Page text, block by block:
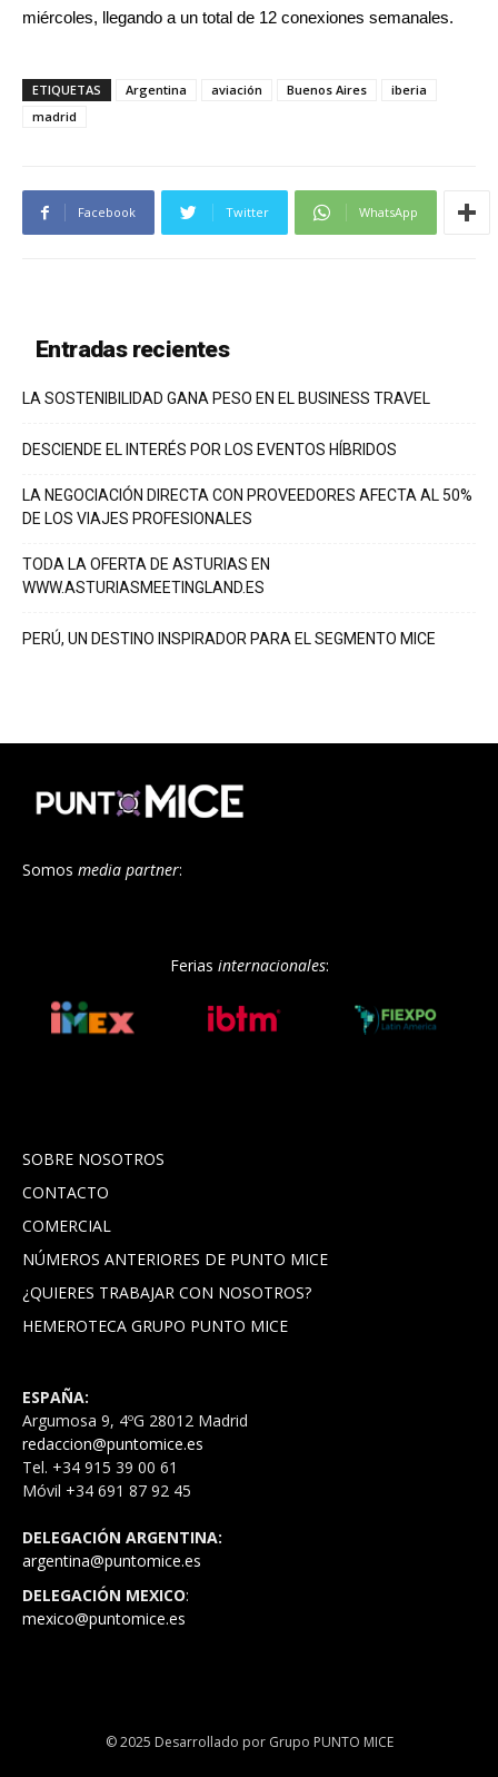
miércoles, llegando a un total de 12 conexiones semanales.
ETIQUETAS Argentina aviación Buenos Aires
iberia
madrid
Facebook Twitter WhatsApp
Entradas recientes
LA SOSTENIBILIDAD GANA PESO EN EL BUSINESS TRAVEL
DESCIENDE EL INTERÉS POR LOS EVENTOS HÍBRIDOS
LA NEGOCIACIÓN DIRECTA CON PROVEEDORES AFECTA AL 50%
DE LOS VIAJES PROFESIONALES
TODA LA OFERTA DE ASTURIAS EN
WWW.ASTURIASMEETINGLAND.ES
PERÚ, UN DESTINO INSPIRADOR PARA EL SEGMENTO MICE
Somos media partner:
Ferias internacionales:
SOBRE NOSOTROS
CONTACTO
COMERCIAL
NÚMEROS ANTERIORES DE PUNTO MICE
¿QUIERES TRABAJAR CON NOSOTROS?
HEMEROTECA GRUPO PUNTO MICE
ESPAÑA:
Argumosa 9, 4ºG 28012 Madrid
redaccion@puntomice.es
Tel. +34 915 39 00 61
Móvil +34 691 87 92 45
DELEGACIÓN ARGENTINA:
argentina@puntomice.es
DELEGACIÓN MEXICO:
mexico@puntomice.es
© 2025 Desarrollado por Grupo PUNTO MICE